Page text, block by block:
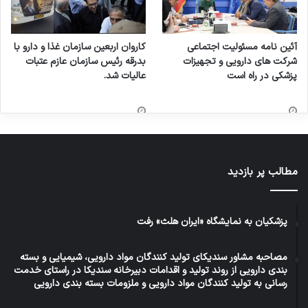
پیکر حوزه جامعه سالم خواهد بود که بخشی از از
آن به شرح ذیل در این گزارش آورده شده است.
امور سلامت ۱۱۱ میلیارد تومان اعتبار پیش‌‌بینی شده
بودجه سال ۹۹ رشد ۶۲ درصدی را نشان می‌‌دهد.
تعیین میزان مالیات حق الزحمه پزشکان کلیه مراکز
نمایندگان مجلس شورای اسلامی در بررسی بخش
آئین نامه مسئولیت اجتماعی
شرکت های دارویی و تجهیزات
پزشکی در راه است
کاروان اربعین سازمان غذا و دارو با
بدرقه رئیس سازمان عازم عتبات
عالیات شد.
مطالب پر بازدید
پزشکیان به نمایشگاه «ایران هلث» رفت
مصاحبه مشاور سندیکای تولید کنندگان مواد دارویی، شیمیایی و بسته
بندی دارویی از روند تولید و اقدامات دبیرخانه سندیکا در راستای خدمت
رسانی به تولید کنندگان مواد دارویی و ملزومات بسته بندی دارویی